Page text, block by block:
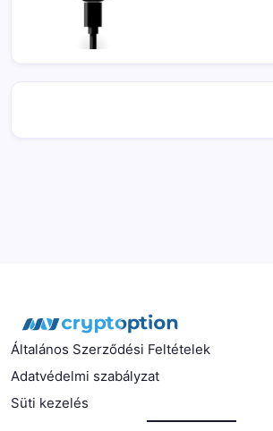
Általános Szerződési Feltételek
Adatvédelmi szabályzat
Süti kezelés